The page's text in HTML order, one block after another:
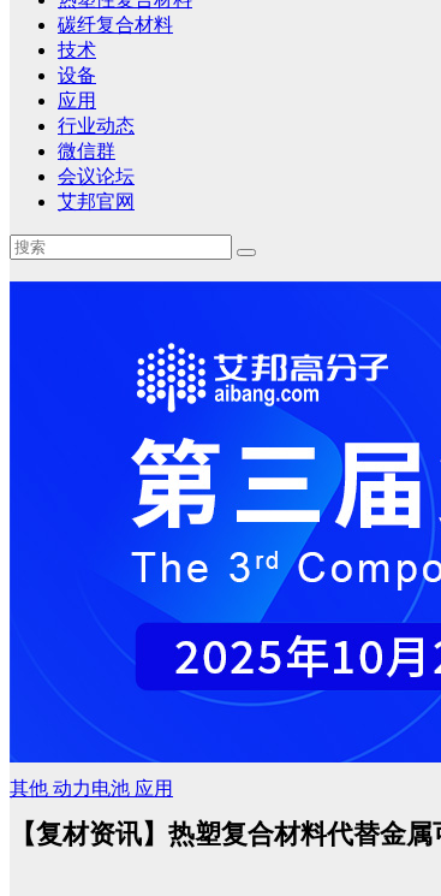
碳纤复合材料
技术
设备
应用
行业动态
微信群
会议论坛
艾邦官网
其他 动力电池 应用
【复材资讯】热塑复合材料代替金